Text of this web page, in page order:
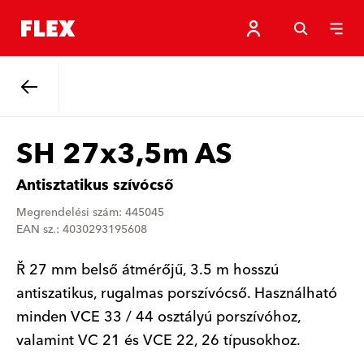
SH 27x3,5m AS
Antisztatikus szívócső
Megrendelési szám: 445045
EAN sz.: 4030293195608
Ř 27 mm belső átmérőjű, 3.5 m hosszú
antiszatikus, rugalmas porszívócső. Használható
minden VCE 33 / 44 osztályú porszívóhoz,
valamint VC 21 és VCE 22, 26 típusokhoz.